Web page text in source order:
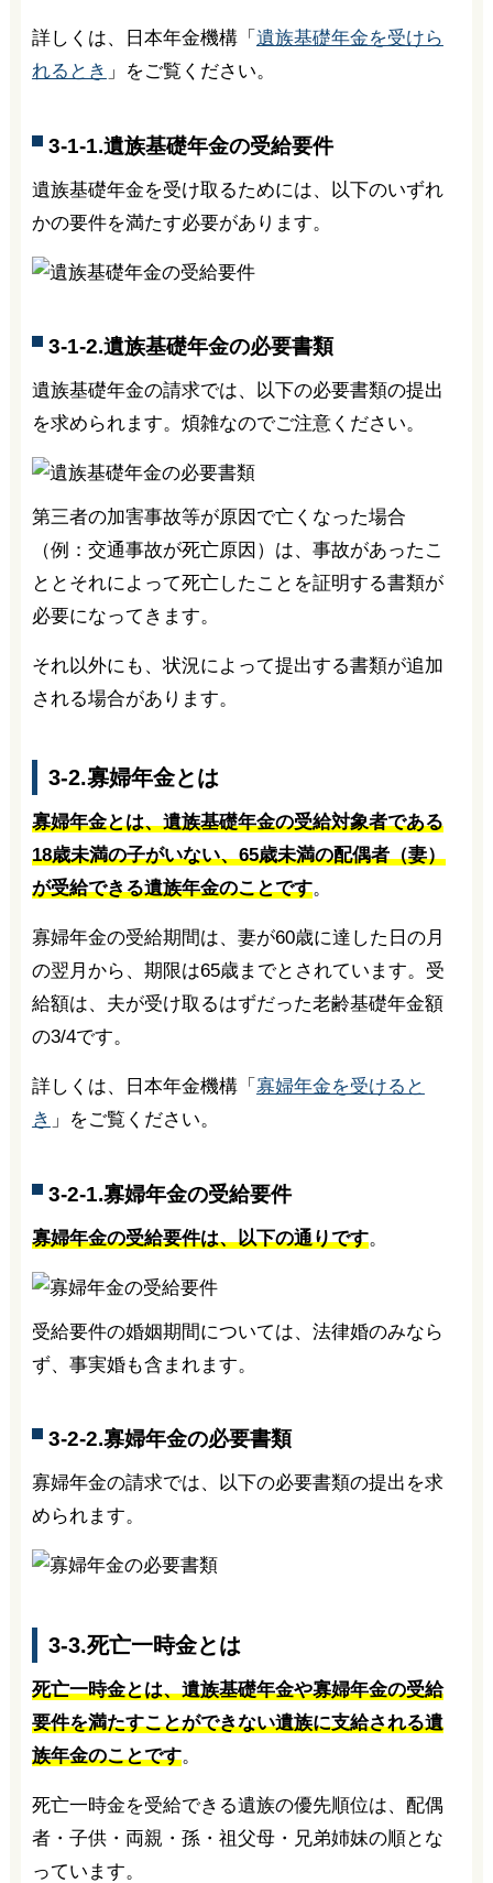
詳しくは、日本年金機構「 遺族基礎年金を受けら
れるとき 」をご覧ください。
3-1-1.遺族基礎年金の受給要件
遺族基礎年金を受け取るためには、以下のいずれ
かの要件を満たす必要があります。
3-1-2.遺族基礎年金の必要書類
遺族基礎年金の請求では、以下の必要書類の提出
を求められます。煩雑なのでご注意ください。
第三者の加害事故等が原因で亡くなった場合
（例：交通事故が死亡原因）は、事故があったこ
ととそれによって死亡したことを証明する書類が
必要になってきます。
それ以外にも、状況によって提出する書類が追加
される場合があります。
3-2.寡婦年金とは
寡婦年金とは、遺族基礎年金の受給対象者である
18歳未満の子がいない、65歳未満の配偶者（妻）
が受給できる遺族年金のことです。
寡婦年金の受給期間は、妻が60歳に達した日の月
の翌月から、期限は65歳までとされています。受
給額は、夫が受け取るはずだった老齢基礎年金額
の3/4です。
詳しくは、日本年金機構「 寡婦年金を受けると
き 」をご覧ください。
3-2-1.寡婦年金の受給要件
寡婦年金の受給要件は、以下の通りです。
受給要件の婚姻期間については、法律婚のみなら
ず、事実婚も含まれます。
3-2-2.寡婦年金の必要書類
寡婦年金の請求では、以下の必要書類の提出を求
められます。
3-3.死亡一時金とは
死亡一時金とは、遺族基礎年金や寡婦年金の受給
要件を満たすことができない遺族に支給される遺
族年金のことです。
死亡一時金を受給できる遺族の優先順位は、配偶
者・子供・両親・孫・祖父母・兄弟姉妹の順とな
っています。